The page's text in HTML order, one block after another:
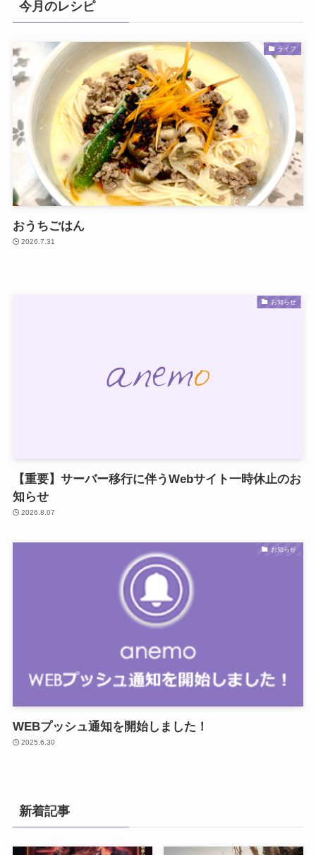
今月のレシピ
ライフ
おうちごはん
2026.7.31
お知らせ
【重要】サーバー移行に伴うWebサイト一時休止のお
知らせ
2026.8.07
お知らせ
WEBプッシュ通知を開始しました！
2025.6.30
新着記事